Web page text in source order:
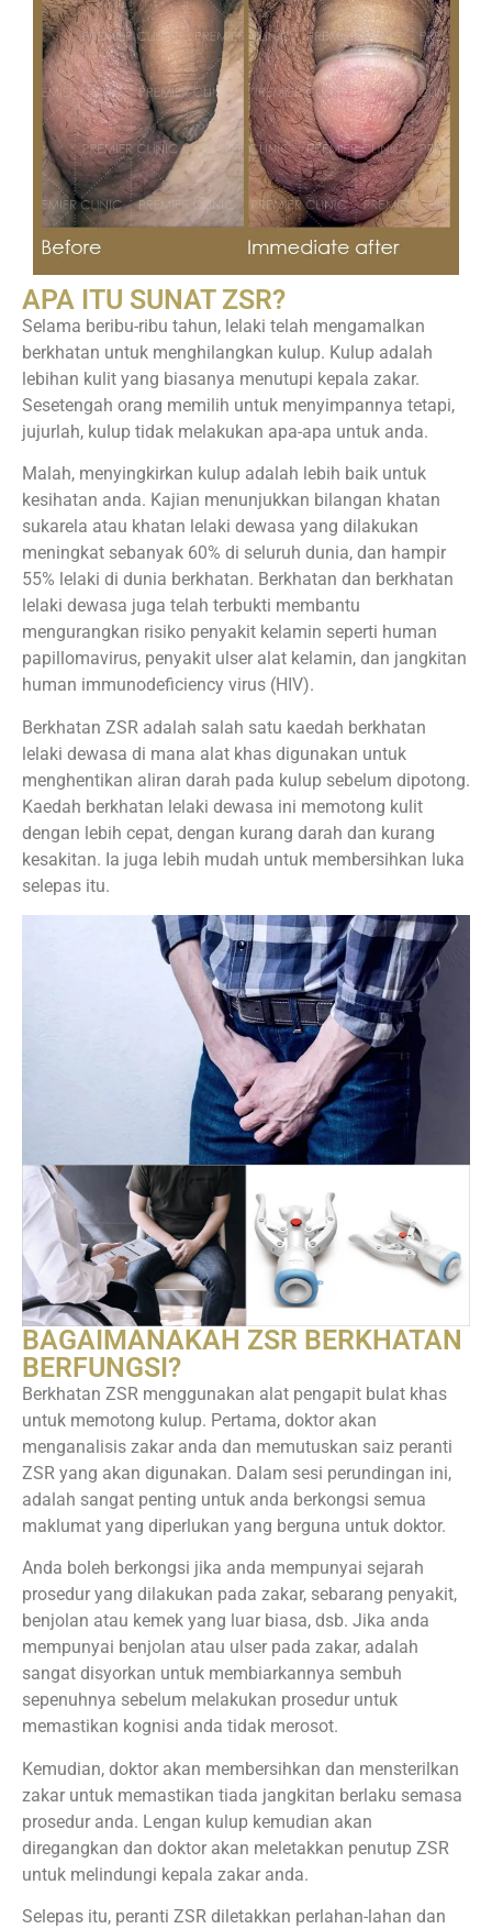
APA ITU SUNAT ZSR?
Selama beribu-ribu tahun, lelaki telah mengamalkan
berkhatan untuk menghilangkan kulup. Kulup adalah
lebihan kulit yang biasanya menutupi kepala zakar.
Sesetengah orang memilih untuk menyimpannya tetapi,
jujurlah, kulup tidak melakukan apa-apa untuk anda.
Malah, menyingkirkan kulup adalah lebih baik untuk
kesihatan anda. Kajian menunjukkan bilangan khatan
sukarela atau khatan lelaki dewasa yang dilakukan
meningkat sebanyak 60% di seluruh dunia, dan hampir
55% lelaki di dunia berkhatan. Berkhatan dan berkhatan
lelaki dewasa juga telah terbukti membantu
mengurangkan risiko penyakit kelamin seperti human
papillomavirus, penyakit ulser alat kelamin, dan jangkitan
human immunodeficiency virus (HIV).
Berkhatan ZSR adalah salah satu kaedah berkhatan
lelaki dewasa di mana alat khas digunakan untuk
menghentikan aliran darah pada kulup sebelum dipotong.
Kaedah berkhatan lelaki dewasa ini memotong kulit
dengan lebih cepat, dengan kurang darah dan kurang
kesakitan. Ia juga lebih mudah untuk membersihkan luka
selepas itu.
BAGAIMANAKAH ZSR BERKHATAN
BERFUNGSI?
Berkhatan ZSR menggunakan alat pengapit bulat khas
untuk memotong kulup. Pertama, doktor akan
menganalisis zakar anda dan memutuskan saiz peranti
ZSR yang akan digunakan. Dalam sesi perundingan ini,
adalah sangat penting untuk anda berkongsi semua
maklumat yang diperlukan yang berguna untuk doktor.
Anda boleh berkongsi jika anda mempunyai sejarah
prosedur yang dilakukan pada zakar, sebarang penyakit,
benjolan atau kemek yang luar biasa, dsb. Jika anda
mempunyai benjolan atau ulser pada zakar, adalah
sangat disyorkan untuk membiarkannya sembuh
sepenuhnya sebelum melakukan prosedur untuk
memastikan kognisi anda tidak merosot.
Kemudian, doktor akan membersihkan dan mensterilkan
zakar untuk memastikan tiada jangkitan berlaku semasa
prosedur anda. Lengan kulup kemudian akan
diregangkan dan doktor akan meletakkan penutup ZSR
untuk melindungi kepala zakar anda.
Selepas itu, peranti ZSR diletakkan perlahan-lahan dan